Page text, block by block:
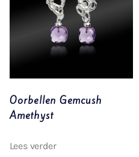
Oorbellen Gemcush
Amethyst
Lees verder